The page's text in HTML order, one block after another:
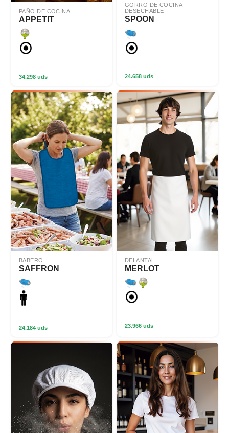
PAÑO DE COCINA
APPETIT
34.298 uds
GORRO DE COCINA
DESECHABLE
SPOON
24.658 uds
BABERO
SAFFRON
24.184 uds
DELANTAL
MERLOT
23.966 uds